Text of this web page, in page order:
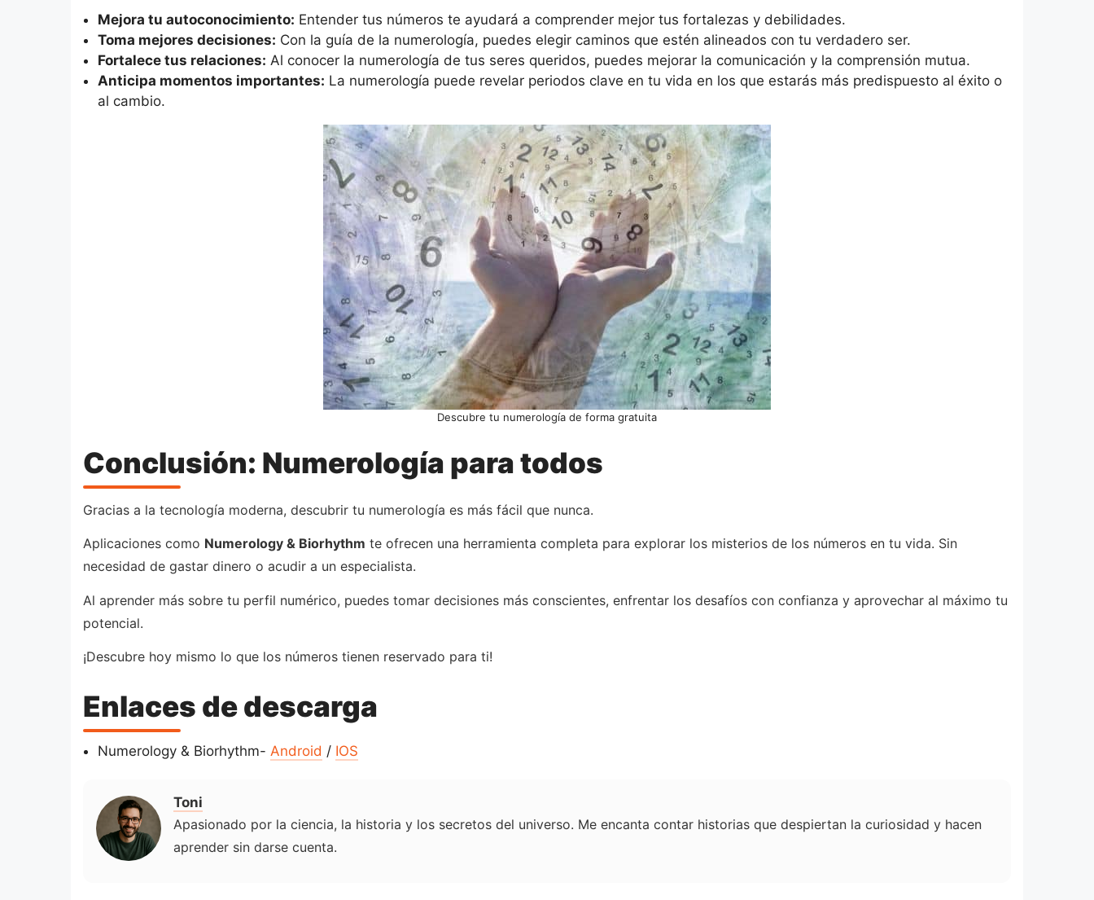
Mejora tu autoconocimiento: Entender tus números te ayudará a comprender mejor tus fortalezas y debilidades.
Toma mejores decisiones: Con la guía de la numerología, puedes elegir caminos que estén alineados con tu verdadero ser.
Fortalece tus relaciones: Al conocer la numerología de tus seres queridos, puedes mejorar la comunicación y la comprensión mutua.
Anticipa momentos importantes: La numerología puede revelar periodos clave en tu vida en los que estarás más predispuesto al éxito o
al cambio.
Descubre tu numerología de forma gratuita
Conclusión: Numerología para todos
Gracias a la tecnología moderna, descubrir tu numerología es más fácil que nunca.
Aplicaciones como Numerology & Biorhythm te ofrecen una herramienta completa para explorar los misterios de los números en tu vida. Sin
necesidad de gastar dinero o acudir a un especialista.
Al aprender más sobre tu perfil numérico, puedes tomar decisiones más conscientes, enfrentar los desafíos con confianza y aprovechar al máximo tu
potencial.
¡Descubre hoy mismo lo que los números tienen reservado para ti!
Enlaces de descarga
Numerology & Biorhythm- Android / IOS
Toni
Apasionado por la ciencia, la historia y los secretos del universo. Me encanta contar historias que despiertan la curiosidad y hacen
aprender sin darse cuenta.